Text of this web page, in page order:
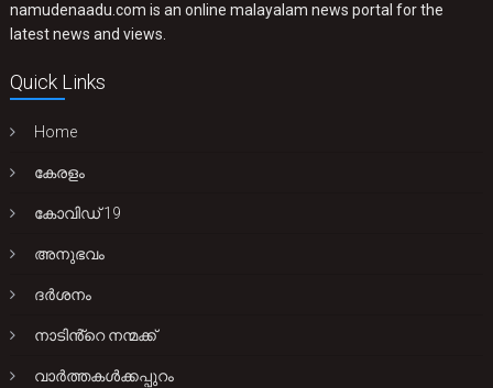
namudenaadu.com is an online malayalam news portal for the
latest news and views.
Quick Links
Home
കേരളം
കോവിഡ് 19
അനുഭവം
ദർശനം
നാടിൻ്റെ നന്മക്ക്
വാർത്തകൾക്കപ്പുറം